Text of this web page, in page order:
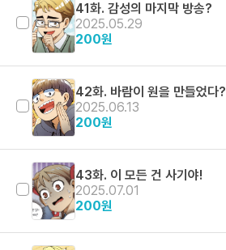
41화. 감성의 마지막 방송?
2025.05.29
200원
42화. 바람이 원을 만들었다?
2025.06.13
200원
43화. 이 모든 건 사기야!
2025.07.01
200원